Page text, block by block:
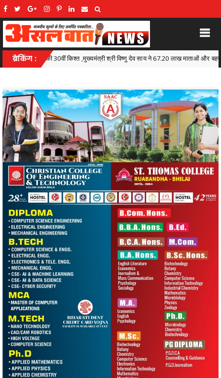
ब्रेकिंग :
देव साय ने 67.20 लाख माताओं और बहनों के खातों में डीबीटी के माध्यम से अंतरित किए